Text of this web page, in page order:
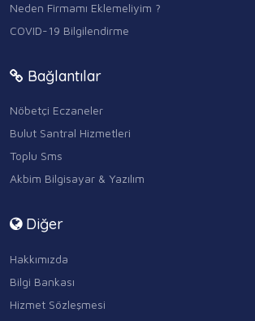
Neden Firmamı Eklemeliyim ?
COVID-19 Bilgilendirme
Bağlantılar
Nöbetçi Eczaneler
Bulut Santral Hizmetleri
Toplu Sms
Akbim Bilgisayar & Yazılım
Diğer
Hakkımızda
Bilgi Bankası
Hizmet Sözleşmesi